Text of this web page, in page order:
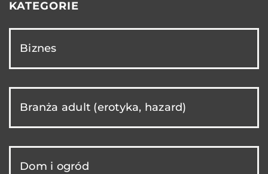
KATEGORIE
Biznes
Branża adult (erotyka, hazard)
Dom i ogród